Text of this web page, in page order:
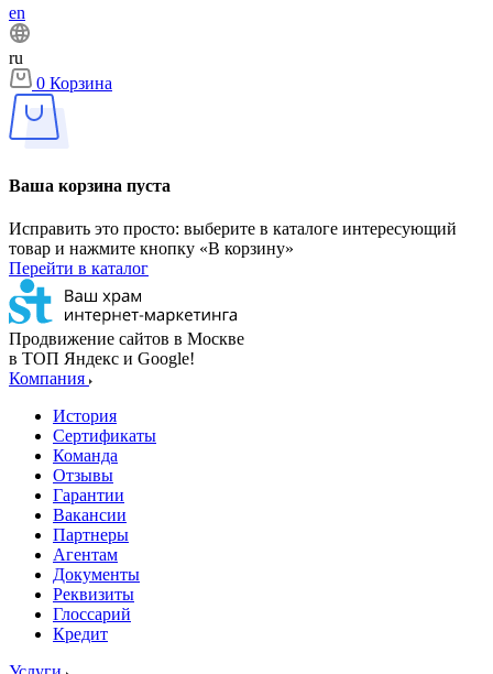
en
ru
0 Корзина
Ваша корзина пуста
Исправить это просто: выберите в каталоге интересующий
товар и нажмите кнопку «В корзину»
Перейти в каталог
Продвижение сайтов в Москве
в ТОП Яндекс и Google!
Компания
История
Сертификаты
Команда
Отзывы
Гарантии
Вакансии
Партнеры
Агентам
Документы
Реквизиты
Глоссарий
Кредит